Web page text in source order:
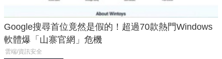
Google搜尋首位竟然是假的！超過70款熱門Windows
軟體爆「山寨官網」危機
雲端/資訊安全